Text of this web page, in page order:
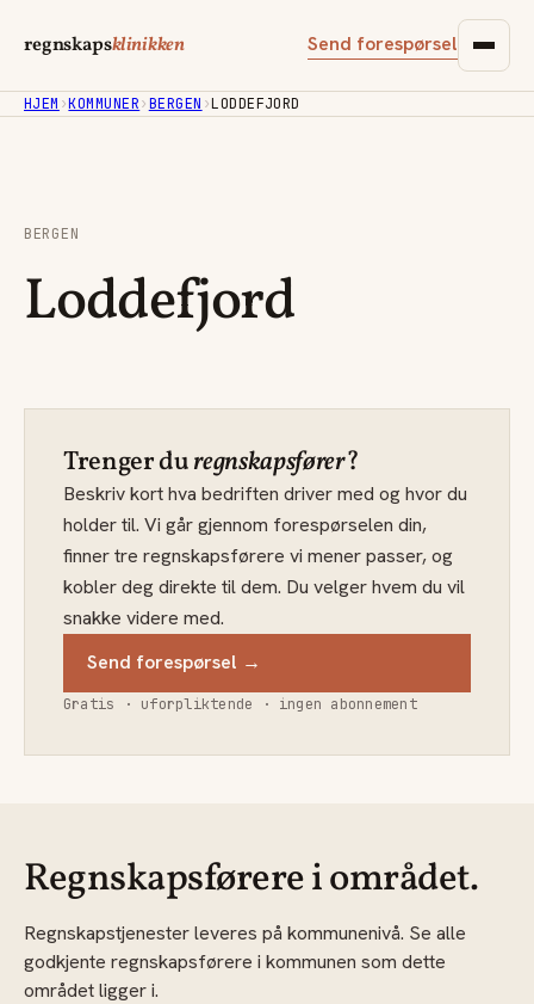
regnskapsklinikken Send forespørsel
HJEM ›KOMMUNER›BERGEN ›LODDEFJORD
BERGEN
Loddefjord
Trenger duregnskapsfører?
Beskriv kort hva bedriften driver med og hvor du
holder til. Vi går gjennom forespørselen din,
finner tre regnskapsførere vi mener passer, og
kobler deg direkte til dem. Du velger hvem du vil
snakke videre med.
Send forespørsel →
Gratis · uforpliktende · ingen abonnement
Regnskapsførere i området.
Regnskapstjenester leveres på kommunenivå. Se alle
godkjente regnskapsførere i kommunen som dette
området ligger i.